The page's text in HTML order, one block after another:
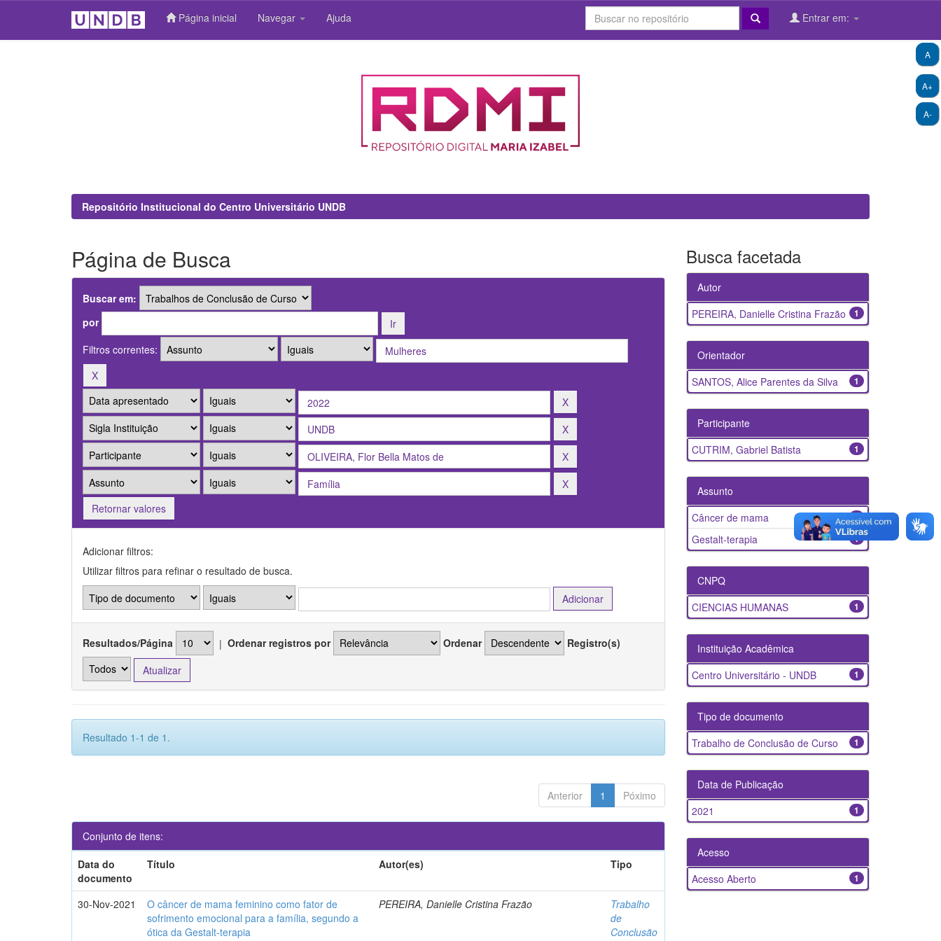
Página inicial Navegar Ajuda Entrar em:
A+
A-
A
Repositório Institucional do Centro Universitário UNDB
Página de Busca
Buscar em:
por
Filtros correntes:
Retornar valores
Adicionar filtros:
Utilizar filtros para refinar o resultado de busca.
Resultados/Página | Ordenar registros por Ordenar Registro(s)
Resultado 1-1 de 1.
Anterior 1 Póximo
Conjunto de itens:
Data do
documento
Título Autor(es) Tipo
30-Nov-2021
O câncer de mama feminino como fator de
sofrimento emocional para a família, segundo a
ótica da Gestalt-terapia
PEREIRA, Danielle Cristina Frazão
Trabalho
de
Conclusão
Busca facetada
Autor
1
PEREIRA, Danielle Cristina Frazão
Orientador
1
SANTOS, Alice Parentes da Silva
Participante
1
CUTRIM, Gabriel Batista
Assunto
1
Câncer de mama
1
Gestalt-terapia
CNPQ
1
CIENCIAS HUMANAS
Instituição Acadêmica
1
Centro Universitário - UNDB
Tipo de documento
1
Trabalho de Conclusão de Curso
Data de Publicação
1
2021
Acesso
1
Acesso Aberto